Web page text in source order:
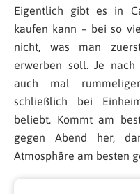
Eigentlich gibt es in
kaufen kann – bei so
nicht, was man
erwerben soll. Je nach
auch mal
schließlich bei
beliebt. Kommt am
gegen Abend her,
Atmosphäre am besten